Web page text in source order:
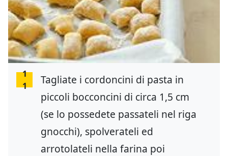
1
1
Tagliate i cordoncini di pasta in
piccoli bocconcini di circa 1,5 cm
(se lo possedete passateli nel riga
gnocchi), spolverateli ed
arrotolateli nella farina poi